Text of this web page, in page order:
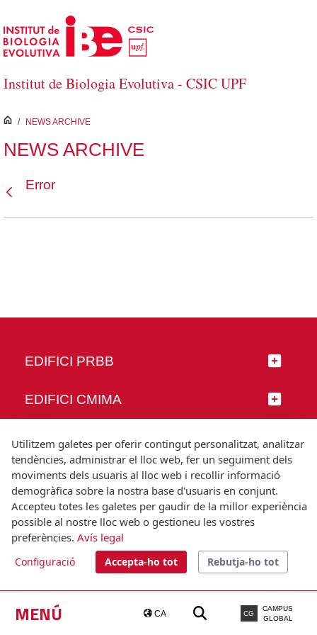
Salta al contingut principal
Institut de Biologia Evolutiva - CSIC UPF
MENÚ CA CG
CAMPUS
GLOBAL
inici
/ NEWS ARCHIVE
NEWS ARCHIVE
Error
EDIFICI PRBB
EDIFICI CMIMA
SEGUEIX-NOS
© Universitat Pompeu Fabra
Barcelona
T.(+34) 93 542 20 00
Utilitzem galetes per oferir contingut personalitzat, analitzar
tendències, administrar el lloc web, fer un seguiment dels
moviments dels usuaris al lloc web i recollir informació
demogràfica sobre la nostra base d'usuaris en conjunt.
Accepteu totes les galetes per gaudir de la millor experiència
possible al nostre lloc web o gestioneu les vostres
preferències. Avís legal
Configuració Accepta-ho tot Rebutja-ho tot